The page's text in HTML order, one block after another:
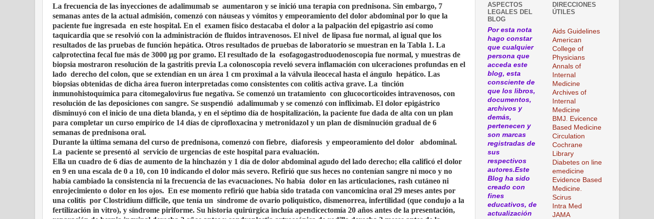
La frecuencia de las inyecciones de adalimumab se aumentaron y se inició una terapia con prednisona. Sin embargo, 7
semanas antes de la actual admisión, comenzó con náuseas y vómitos y empeoramiento del dolor abdominal por lo que la
paciente fue ingresada en este hospital. En el examen físico destacaba el dolor a la palpación del epigastrio así como
taquicardia que se resolvió con la administración de fluidos intravenosos. El nivel de lipasa fue normal, al igual que los
resultados de las pruebas de función hepática. Otros resultados de pruebas de laboratorio se muestran en la Tabla 1. La
calprotectina fecal fue más de 3000 μg por gramo. El resultado de la esofagogastroduodenoscopia fue normal, y muestras de
biopsia mostraron resolución de la gastritis previa La colonoscopia reveló severa inflamación con ulceraciones profundas en el
lado derecho del colon, que se extendían en un área 1 cm proximal a la válvula ileocecal hasta el ángulo hepático. Las
biopsias obtenidas de dicha área fueron interpretadas como consistentes con colitis activa grave. La tinción
inmunohistoquímica para citomegalovirus fue negativa. Se comenzó un tratamiento con glucocorticoides intravenosos, con
resolución de las deposiciones con sangre. Se suspendió adalimumab y se comenzó con infliximab. El dolor epigástrico
disminuyó con el inicio de una dieta blanda, y en el séptimo día de hospitalización, la paciente fue dada de alta con un plan
para completar un curso empírico de 14 días de ciprofloxacina y metronidazol y un plan de disminución gradual de 6
semanas de prednisona oral.
Durante la última semana del curso de prednisona, comenzó con fiebre, diaforesis y empeoramiento del dolor
abdominal.
La paciente se presentó al servicio de urgencias de este hospital para evaluación.
Ella un cuadro de 6 días de aumento de la hinchazón y 1 día de dolor abdominal agudo del lado derecho; ella calificó el dolor
en 9 en una escala de 0 a 10, con 10 indicando el dolor más severo. Refirió que sus heces no contenían sangre ni moco y no
había cambiado la consistencia ni la frecuencia de las evacuaciones. No había dolor en las articulaciones, rash cutáneo ni
enrojecimiento o dolor en los ojos. En ese momento refirió que había sido tratada con vancomicina oral 29 meses antes por
una colitis por Clostridium difficile, que tenía un síndrome de ovario poliquístico, dismenorrea, infertilidad (que condujo a la
fertilización in vitro), y síndrome piriforme. Su historia quirúrgica incluía apendicectomía 20 años antes de la presentación,
ASPECTOS
LEGALES DEL
BLOG
Por esta nota
hago constar
que cualquier
persona que
acceda este
blog, esta
consciente de
que los libros,
documentos,
archivos y
demás,
pertenecen y
son marcas
registradas de
sus
respectivos
autores.Este
Blog ha sido
creado con
fines
educativos, de
actualización
DIRECCIONES
ÚTILES
Aids Guidelines
American
College of
Physicians
Annals of
Internal
Medicine
Archives of
Internal
Medicine
BMJ. Evicence
Based Medicine
Circulation
Cochrane
Library
Diabetes on line
emedicine
Evidence Based
Medicine.
Scirus
Intra Med
JAMA